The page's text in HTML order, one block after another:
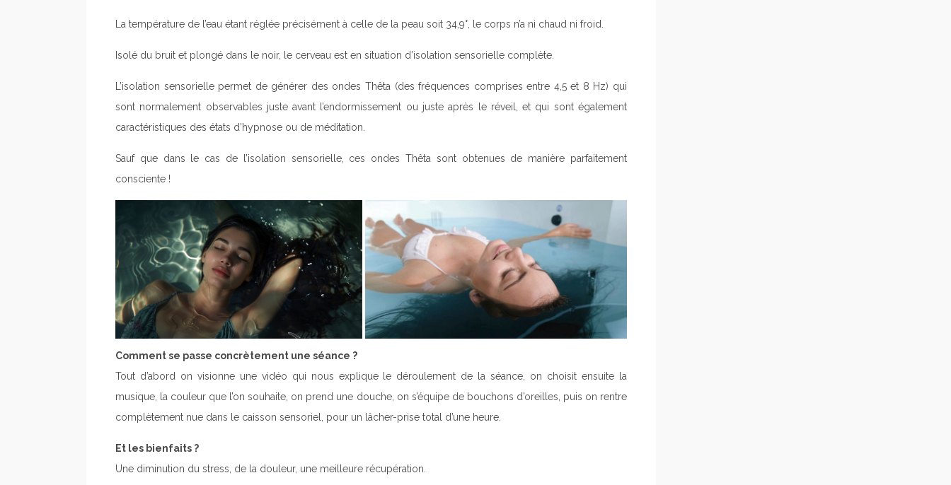
La température de l’eau étant réglée précisément à celle de la peau soit 34,9°, le corps n’a ni chaud ni froid.
Isolé du bruit et plongé dans le noir, le cerveau est en situation d’isolation sensorielle complète.
L’isolation sensorielle permet de générer des ondes Thêta (des fréquences comprises entre 4,5 et 8 Hz) qui
sont normalement observables juste avant l’endormissement ou juste après le réveil, et qui sont également
caractéristiques des états d’hypnose ou de méditation.
Sauf que dans le cas de l’isolation sensorielle, ces ondes Thêta sont obtenues de manière parfaitement
consciente !
Comment se passe concrètement une séance ?
Tout d’abord on visionne une vidéo qui nous explique le déroulement de la séance, on choisit ensuite la
musique, la couleur que l’on souhaite, on prend une douche, on s’équipe de bouchons d’oreilles, puis on rentre
complètement nue dans le caisson sensoriel, pour un lâcher-prise total d’une heure.
Et les bienfaits ?
Une diminution du stress, de la douleur, une meilleure récupération.